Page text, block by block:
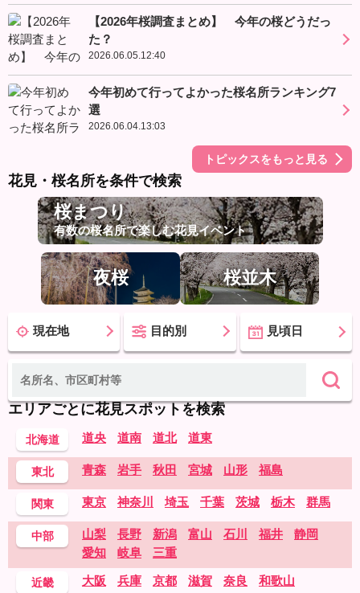
【2026年桜調査まとめ】 今年の桜どうだっ
た？
2026.06.05.12:40
今年初めて行ってよかった桜名所ランキング7
選
2026.06.04.13:03
トピックスをもっと見る
花見・桜名所を条件で検索
桜まつり
有数の桜名所で楽しむ花見イベント
夜桜 桜並木
現在地 目的別 見頃日
エリアごとに花見スポットを検索
北海道 道央 道南 道北 道東
東北 青森 岩手 秋田 宮城 山形 福島
関東 東京 神奈川 埼玉 千葉 茨城 栃木 群馬
中部 山梨 長野 新潟 富山 石川 福井
静岡
愛知
岐阜 三重
近畿 大阪 兵庫 京都 滋賀 奈良 和歌山